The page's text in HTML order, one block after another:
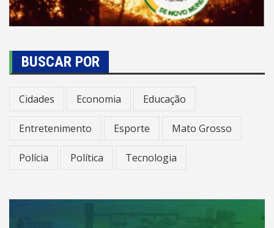
BUSCAR POR
Cidades Economia Educação
Entretenimento Esporte Mato Grosso
Polícia Política Tecnologia